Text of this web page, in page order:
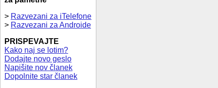
> Razvezani za iTelefone
> Razvezani za Androide
PRISPEVAJTE
Kako naj se lotim?
Dodajte novo geslo
Napišite nov članek
Dopolnite star članek